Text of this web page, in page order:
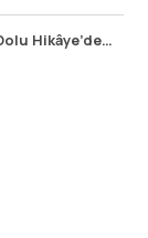
Hikâye’de…